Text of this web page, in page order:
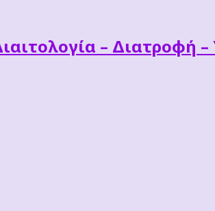
– Διατροφή